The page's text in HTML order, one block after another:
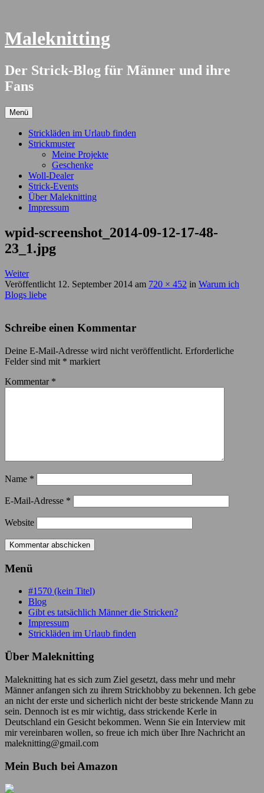
Inhalt
Maleknitting
Der Strick-Blog für Männer und ihre
Fans
Menü
Strickläden im Urlaub finden
Strickmuster
Meine Projekte
Geschenke
Woll-Dealer
Strick-Events
Über Maleknitting
Impressum
wpid-screenshot_2014-09-12-17-48-
23_1.jpg
Weiter
Veröffentlicht 12. September 2014 am 720 × 452 in Warum ich
Blogs liebe
Schreibe einen Kommentar
Deine E-Mail-Adresse wird nicht veröffentlicht. Erforderliche
Felder sind mit * markiert
Kommentar *
Name *
E-Mail-Adresse *
Website
Menü
#1570 (kein Titel)
Blog
Gibt es tatsächlich Männer die Stricken?
Impressum
Strickläden im Urlaub finden
Über Maleknitting
Maleknitting hat es sich zum Ziel gesetzt, dass mehr und mehr
Männer anfangen sich zu ihrem Strickhobby zu bekennen. Ich gebe
an nicht der erste und sicherlich nicht der beste strickende Mann zu
sein. Dennoch ist es mir wichtig, dass strickende Kerle in
Deutschland ein Gesicht bekommen. Wenn Sie ein Interview mit
mir vereinbaren wollen, so freue ich mich über Ihre Nachricht an
maleknitting@gmail.com
Mein Buch bei Amazon